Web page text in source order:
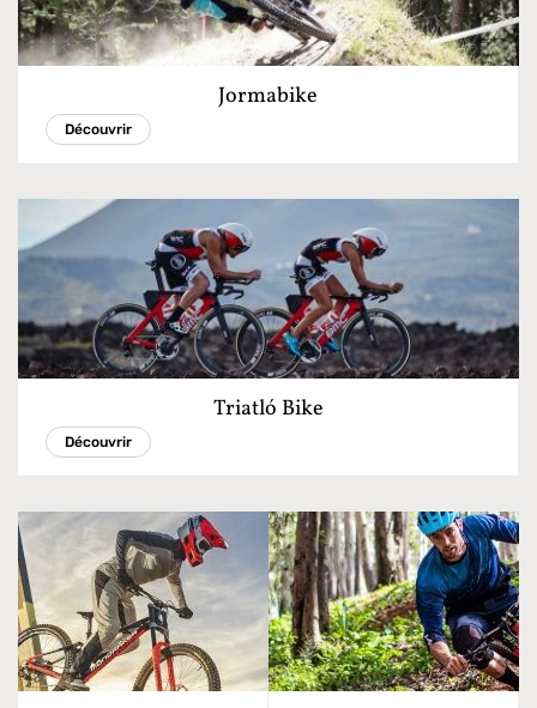
Jormabike
Découvrir
Triatló Bike
Découvrir